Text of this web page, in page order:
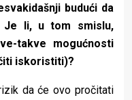
budući da
Je li, u tom smislu,
takve mogućnosti
iskoristiti)?
da će ovo pročitati